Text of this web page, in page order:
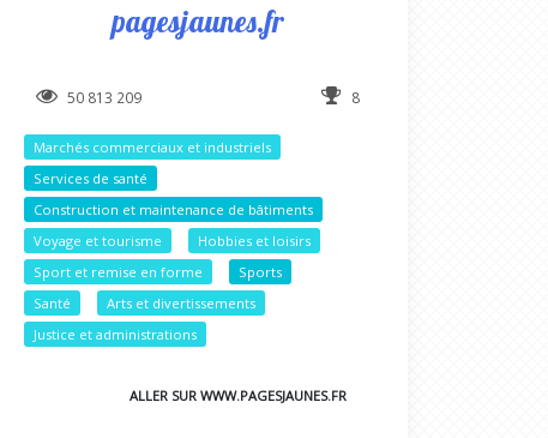
pagesjaunes.fr
50 813 209 8
Marchés commerciaux et industriels
Services de santé
Construction et maintenance de bâtiments
Voyage et tourisme
Hobbies et loisirs
Sport et remise en forme
Sports
Santé
Arts et divertissements
Justice et administrations
ALLER SUR WWW.PAGESJAUNES.FR